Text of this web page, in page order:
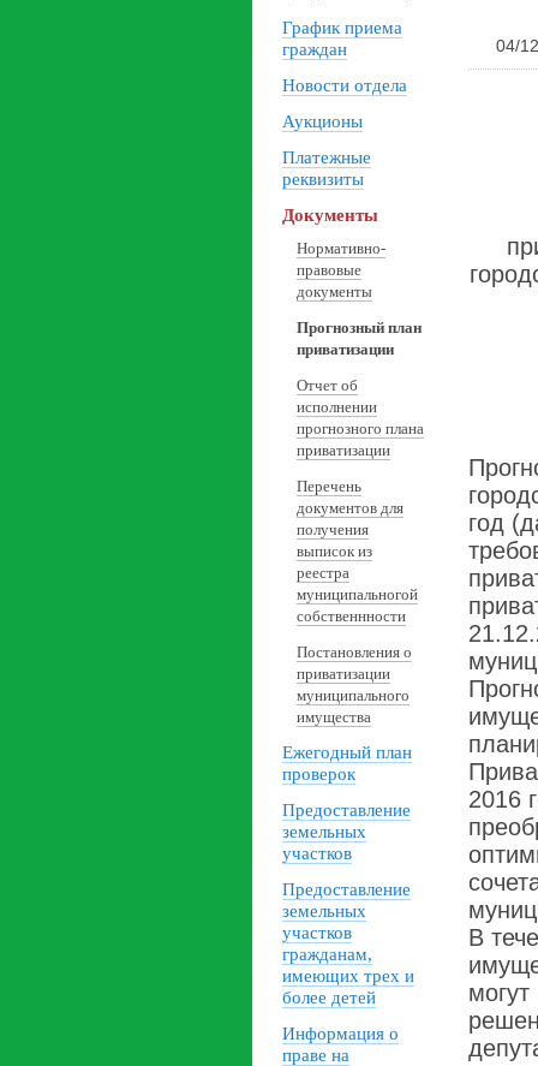
График приема
граждан
Новости отдела
Аукционы
Платежные
реквизиты
Документы
Нормативно-
правовые
документы
Прогнозный план
приватизации
Отчет об
исполнении
прогнозного плана
приватизации
Перечень
документов для
получения
выписок из
реестра
муниципальногой
собственнности
Постановления о
приватизации
муниципального
имущества
Ежегодный план
проверок
Предоставление
земельных
участков
Предоставление
земельных
участков
гражданам,
имеющих трех и
более детей
Информация о
праве на
04/
год
2016
В